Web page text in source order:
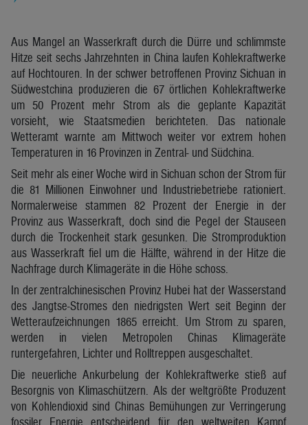
Aus Mangel an Wasserkraft durch die Dürre und schlimmste
Hitze seit sechs Jahrzehnten in China laufen Kohlekraftwerke
auf Hochtouren. In der schwer betroffenen Provinz Sichuan in
Südwestchina produzieren die 67 örtlichen Kohlekraftwerke
um 50 Prozent mehr Strom als die geplante Kapazität
vorsieht, wie Staatsmedien berichteten. Das nationale
Wetteramt warnte am Mittwoch weiter vor extrem hohen
Temperaturen in 16 Provinzen in Zentral- und Südchina.
Seit mehr als einer Woche wird in Sichuan schon der Strom für
die 81 Millionen Einwohner und Industriebetriebe rationiert.
Normalerweise stammen 82 Prozent der Energie in der
Provinz aus Wasserkraft, doch sind die Pegel der Stauseen
durch die Trockenheit stark gesunken. Die Stromproduktion
aus Wasserkraft fiel um die Hälfte, während in der Hitze die
Nachfrage durch Klimageräte in die Höhe schoss.
In der zentralchinesischen Provinz Hubei hat der Wasserstand
des Jangtse-Stromes den niedrigsten Wert seit Beginn der
Wetteraufzeichnungen 1865 erreicht. Um Strom zu sparen,
werden in vielen Metropolen Chinas Klimageräte
runtergefahren, Lichter und Rolltreppen ausgeschaltet.
Die neuerliche Ankurbelung der Kohlekraftwerke stieß auf
Besorgnis von Klimaschützern. Als der weltgrößte Produzent
von Kohlendioxid sind Chinas Bemühungen zur Verringerung
fossiler Energie entscheidend für den weltweiten Kampf